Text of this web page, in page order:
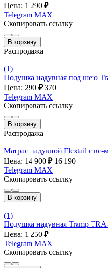
Цена: 1 290 ₽
Telegram MAX
Скопировать ссылку
В корзину
Распродажа
(1)
Подушка надувная под шею
Цена: 290 ₽ 370
Telegram MAX
Скопировать ссылку
В корзину
Распродажа
Матрас надувной Flextail с вс-
Цена: 14 900 ₽ 16 190
Telegram MAX
Скопировать ссылку
В корзину
(1)
Подушка надувная Tramp
Цена: 1 250 ₽
Telegram MAX
Скопировать ссылку